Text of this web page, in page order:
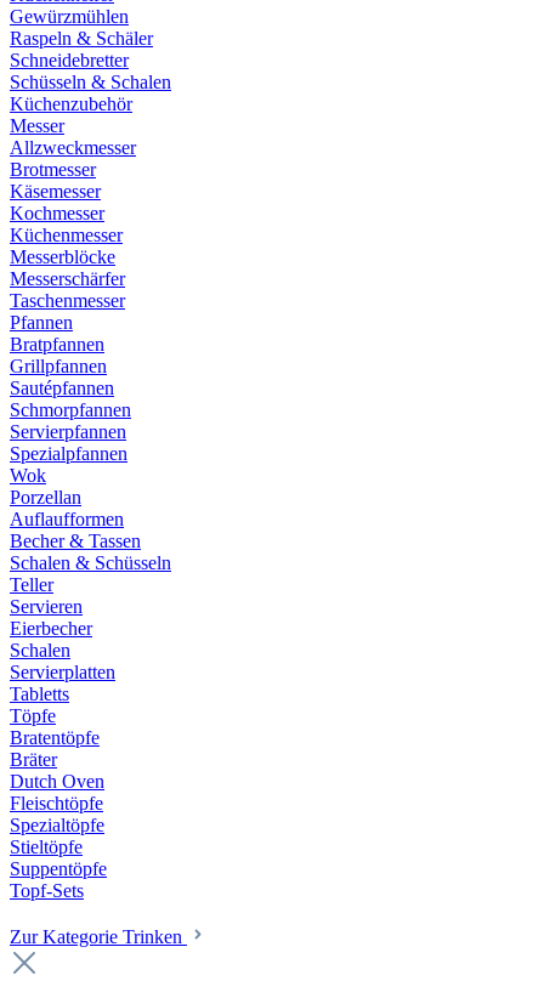
Gewürzmühlen
Raspeln & Schäler
Schneidebretter
Schüsseln & Schalen
Küchenzubehör
Messer
Allzweckmesser
Brotmesser
Käsemesser
Kochmesser
Küchenmesser
Messerblöcke
Messerschärfer
Taschenmesser
Pfannen
Bratpfannen
Grillpfannen
Sautépfannen
Schmorpfannen
Servierpfannen
Spezialpfannen
Wok
Porzellan
Auflaufformen
Becher & Tassen
Schalen & Schüsseln
Teller
Servieren
Eierbecher
Schalen
Servierplatten
Tabletts
Töpfe
Bratentöpfe
Bräter
Dutch Oven
Fleischtöpfe
Spezialtöpfe
Stieltöpfe
Suppentöpfe
Topf-Sets
Zur Kategorie Trinken